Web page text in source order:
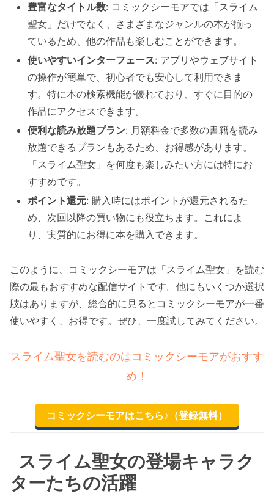
豊富なタイトル数: コミックシーモアでは「スライム
聖女」だけでなく、さまざまなジャンルの本が揃っ
ているため、他の作品も楽しむことができます。
使いやすいインターフェース: アプリやウェブサイト
の操作が簡単で、初心者でも安心して利用できま
す。特に本の検索機能が優れており、すぐに目的の
作品にアクセスできます。
便利な読み放題プラン: 月額料金で多数の書籍を読み
放題できるプランもあるため、お得感があります。
「スライム聖女」を何度も楽しみたい方には特にお
すすめです。
ポイント還元: 購入時にはポイントが還元されるた
め、次回以降の買い物にも役立ちます。これによ
り、実質的にお得に本を購入できます。
このように、コミックシーモアは「スライム聖女」を読む
際の最もおすすめな配信サイトです。他にもいくつか選択
肢はありますが、総合的に見るとコミックシーモアが一番
使いやすく、お得です。ぜひ、一度試してみてください。
スライム聖女を読むのはコミックシーモアがおすす
め！
コミックシーモアはこちら♪（登録無料）
スライム聖女の登場キャラク
ターたちの活躍